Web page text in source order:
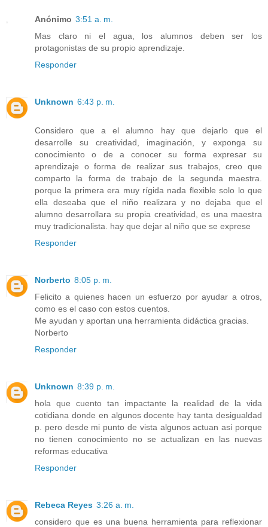
Anónimo 3:51 a. m.
Mas claro ni el agua, los alumnos deben ser los
protagonistas de su propio aprendizaje.
Responder
Unknown 6:43 p. m.
Considero que a el alumno hay que dejarlo que el
desarrolle su creatividad, imaginación, y exponga su
conocimiento o de a conocer su forma expresar su
aprendizaje o forma de realizar sus trabajos, creo que
comparto la forma de trabajo de la segunda maestra.
porque la primera era muy rígida nada flexible solo lo que
ella deseaba que el niño realizara y no dejaba que el
alumno desarrollara su propia creatividad, es una maestra
muy tradicionalista. hay que dejar al niño que se exprese
Responder
Norberto 8:05 p. m.
Felicito a quienes hacen un esfuerzo por ayudar a otros,
como es el caso con estos cuentos.
Me ayudan y aportan una herramienta didáctica gracias.
Norberto
Responder
Unknown 8:39 p. m.
hola que cuento tan impactante la realidad de la vida
cotidiana donde en algunos docente hay tanta desigualdad
p. pero desde mi punto de vista algunos actuan asi porque
no tienen conocimiento no se actualizan en las nuevas
reformas educativa
Responder
Rebeca Reyes 3:26 a. m.
considero que es una buena herramienta para reflexionar